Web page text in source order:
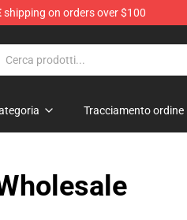
shipping on orders over $100
Tracciamento ordine